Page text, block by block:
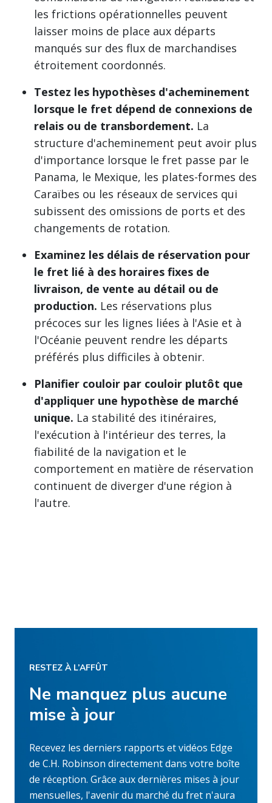
les frictions opérationnelles peuvent
laisser moins de place aux départs
manqués sur des flux de marchandises
étroitement coordonnés.
Testez les hypothèses d'acheminement
lorsque le fret dépend de connexions de
relais ou de transbordement. La
structure d'acheminement peut avoir plus
d'importance lorsque le fret passe par le
Panama, le Mexique, les plates-formes des
Caraïbes ou les réseaux de services qui
subissent des omissions de ports et des
changements de rotation.
Examinez les délais de réservation pour
le fret lié à des horaires fixes de
livraison, de vente au détail ou de
production. Les réservations plus
précoces sur les lignes liées à l'Asie et à
l'Océanie peuvent rendre les départs
préférés plus difficiles à obtenir.
Planifier couloir par couloir plutôt que
d'appliquer une hypothèse de marché
unique. La stabilité des itinéraires,
l'exécution à l'intérieur des terres, la
fiabilité de la navigation et le
comportement en matière de réservation
continuent de diverger d'une région à
l'autre.
RESTEZ À L’AFFÛT
Ne manquez plus aucune
mise à jour
Recevez les derniers rapports et vidéos Edge
de C.H. Robinson directement dans votre boîte
de réception. Grâce aux dernières mises à jour
mensuelles, l'avenir du marché du fret n'aura